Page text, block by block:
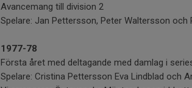
Avancemang till division 2
Spelare: Jan Pettersson, Peter Waltersson och
1977-78
Första året med deltagande med damlag i
Spelare: Cristina Pettersson Eva Lindblad och